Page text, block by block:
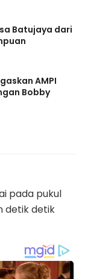
Batujaya dari
AMPI
Bobby
pada pukul
detik detik